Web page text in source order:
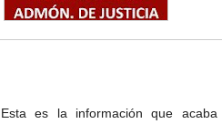
Esta es la información que